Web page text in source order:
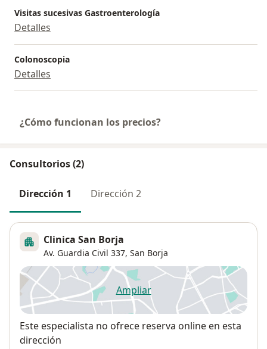
Visitas sucesivas Gastroenterología
Detalles
Colonoscopia
Detalles
¿Cómo funcionan los precios?
Consultorios (2)
Dirección 1 Dirección 2
Clinica San Borja
Av. Guardia Civil 337, San Borja
Ampliarse abre en una nueva
Disponibilidad
Este especialista no ofrece reserva online en esta
dirección